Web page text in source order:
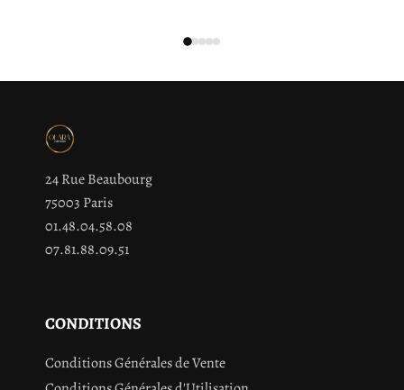
24 Rue Beaubourg
75003 Paris
01.48.04.58.08
07.81.88.09.51
CONDITIONS
Conditions Générales de Vente